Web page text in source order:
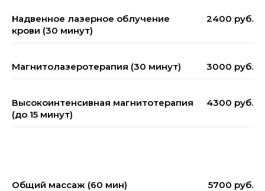
Надвенное лазерное облучение
крови (30 минут)
2400 руб.
Магнитолазеротерапия (30 минут) 3000 руб.
Высокоинтенсивная магнитотерапия
(до 15 минут)
4300 руб.
Общий массаж (60 мин) 5700 руб.